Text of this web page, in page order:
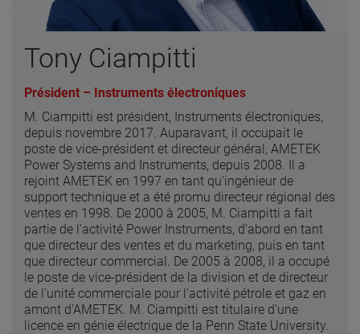
Tony Ciampitti
Président – Instruments électroniques
M. Ciampitti est président, Instruments électroniques,
depuis novembre 2017. Auparavant, il occupait le
poste de vice-président et directeur général, AMETEK
Power Systems and Instruments, depuis 2008. Il a
rejoint AMETEK en 1997 en tant qu'ingénieur de
support technique et a été promu directeur régional des
ventes en 1998. De 2000 à 2005, M. Ciampitti a fait
partie de l'activité Power Instruments, d'abord en tant
que directeur des ventes et du marketing, puis en tant
que directeur commercial. De 2005 à 2008, il a occupé
le poste de vice-président de la division et de directeur
de l'unité commerciale pour l'activité pétrole et gaz en
amont d'AMETEK. M. Ciampitti est titulaire d'une
licence en génie électrique de la Penn State University.